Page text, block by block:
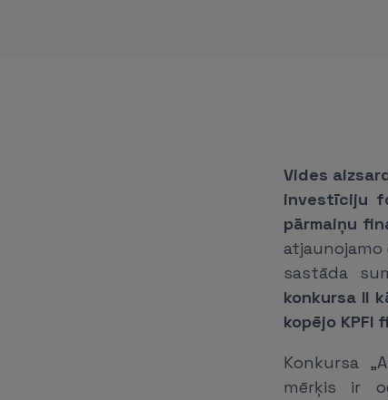
Vides
investīciju
pārmaiņu
atjaunojamo
sastāda
konkursa II
kopējo KPFI
Konkursa
mērķis ir